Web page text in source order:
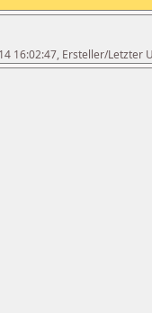
16:02:47, Ersteller/Letzter